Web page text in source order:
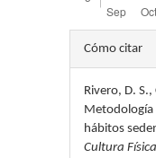
Detalles
del
Cómo citar
Rivero, D.
Metodología
hábitos
Cultura Física